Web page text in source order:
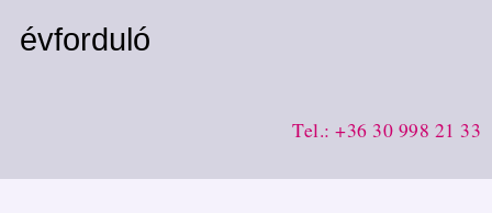
évforduló
Tel.: +36 30 998 21 33